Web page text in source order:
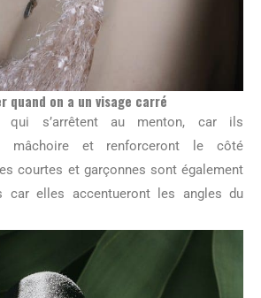
quand on a un visage carré
qui s’arrêtent au menton, car ils
mâchoire et renforceront le côté
courtes et garçonnes sont également
car elles accentueront les angles du